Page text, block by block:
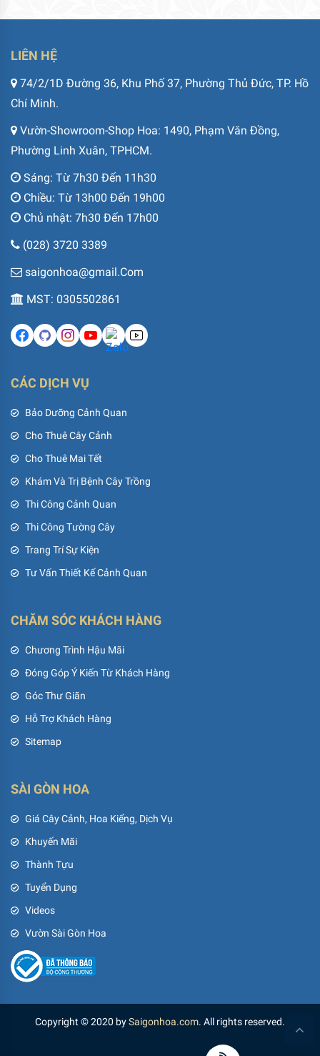
LIÊN HỆ
74/2/1D Đường 36, Khu Phố 37, Phường Thủ Đức, TP. Hồ
Chí Minh.
Vườn-Showroom-Shop Hoa: 1490, Phạm Văn Đồng,
Phường Linh Xuân, TPHCM.
Sáng: Từ 7h30 Đến 11h30
Chiều: Từ 13h00 Đến 19h00
Chủ nhật: 7h30 Đến 17h00
(028) 3720 3389
saigonhoa@gmail.Com
MST: 0305502861
CÁC DỊCH VỤ
Bảo Dưỡng Cảnh Quan
Cho Thuê Cây Cảnh
Cho Thuê Mai Tết
Khám Và Trị Bệnh Cây Trồng
Thi Công Cảnh Quan
Thi Công Tường Cây
Trang Trí Sự Kiện
Tư Vấn Thiết Kế Cảnh Quan
CHĂM SÓC KHÁCH HÀNG
Chương Trình Hậu Mãi
Đóng Góp Ý Kiến Từ Khách Hàng
Góc Thư Giãn
Hỗ Trợ Khách Hàng
Sitemap
SÀI GÒN HOA
Giá Cây Cảnh, Hoa Kiểng, Dịch Vụ
Khuyến Mãi
Thành Tựu
Tuyển Dụng
Videos
Vườn Sài Gòn Hoa
Copyright © 2020 bySaigonhoa.com. All rights reserved.